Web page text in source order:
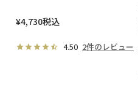
¥4,730税込
4.50 2件のレビュー